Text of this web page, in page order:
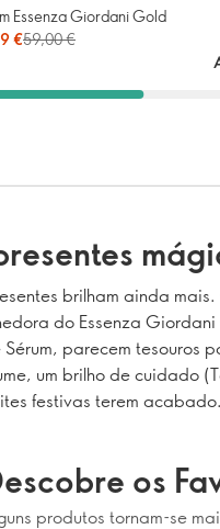
Essenza Giordani Gold
€59,00 €
brilham ainda mais.
do Essenza
parecem tesouros
um brilho de cuidado
festivas terem acabado.
os
produtos tornam-se